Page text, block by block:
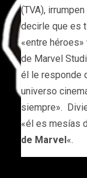
(TVA),
decirle que es
«entre
de Marvel
él le responde
universo
siempre».
«él es mesías
de Marvel«.